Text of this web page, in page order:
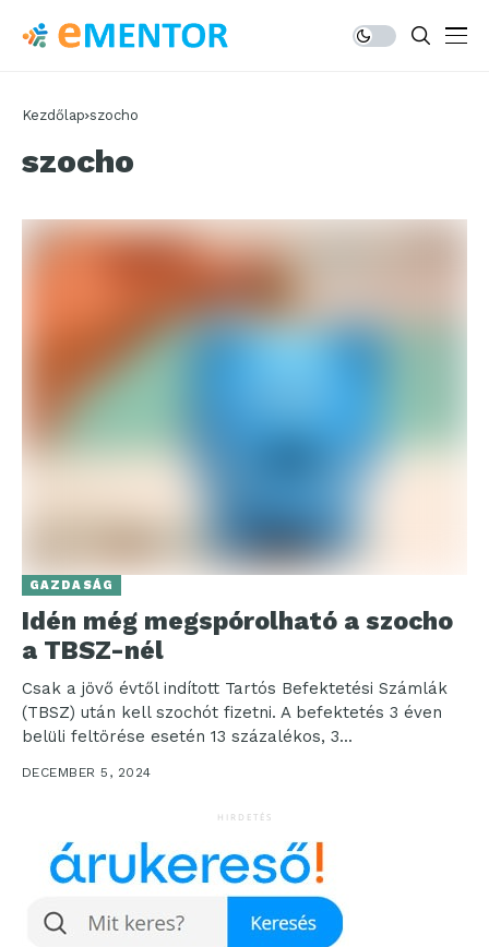
Kezdőlap szocho
szocho
GAZDASÁG
Idén még megspórolható a szocho
a TBSZ-nél
Csak a jövő évtől indított Tartós Befektetési Számlák
(TBSZ) után kell szochót fizetni. A befektetés 3 éven
belüli feltörése esetén 13 százalékos, 3...
DECEMBER 5, 2024
HIRDETÉS